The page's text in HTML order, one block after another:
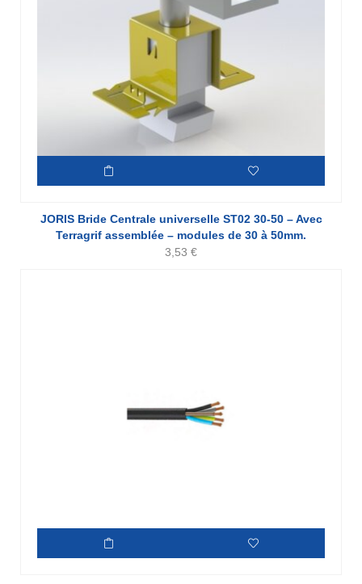
JORIS Bride Centrale universelle ST02 30-50 – Avec
Terragrif assemblée – modules de 30 à 50mm.
3,53 €